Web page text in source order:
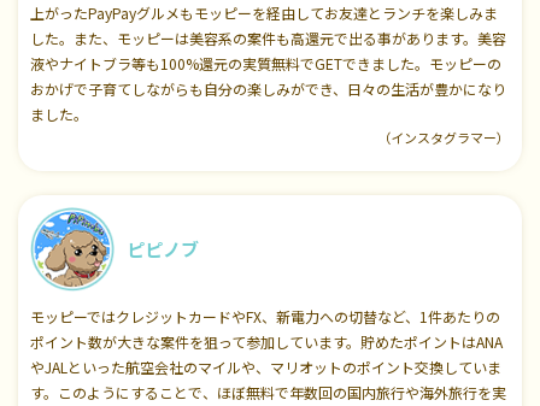
上がったPayPayグルメもモッピーを経由してお友達とランチを楽しみま
した。また、モッピーは美容系の案件も高還元で出る事があります。美容
液やナイトブラ等も100%還元の実質無料でGETできました。モッピーの
おかげで子育てしながらも自分の楽しみができ、日々の生活が豊かになり
ました。
（インスタグラマー）
ピピノブ
モッピーではクレジットカードやFX、新電力への切替など、1件あたりの
ポイント数が大きな案件を狙って参加しています。貯めたポイントはANA
やJALといった航空会社のマイルや、マリオットのポイント交換していま
す。このようにすることで、ほぼ無料で年数回の国内旅行や海外旅行を実